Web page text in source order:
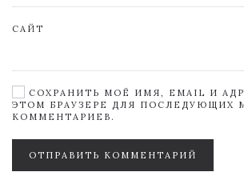
САЙТ
СОХРАНИТЬ МОЁ ИМЯ, EMAIL И
ЭТОМ БРАУЗЕРЕ ДЛЯ ПОСЛЕДУЮЩИХ
КОММЕНТАРИЕВ.
ОТПРАВИТЬ КОММЕНТАРИЙ